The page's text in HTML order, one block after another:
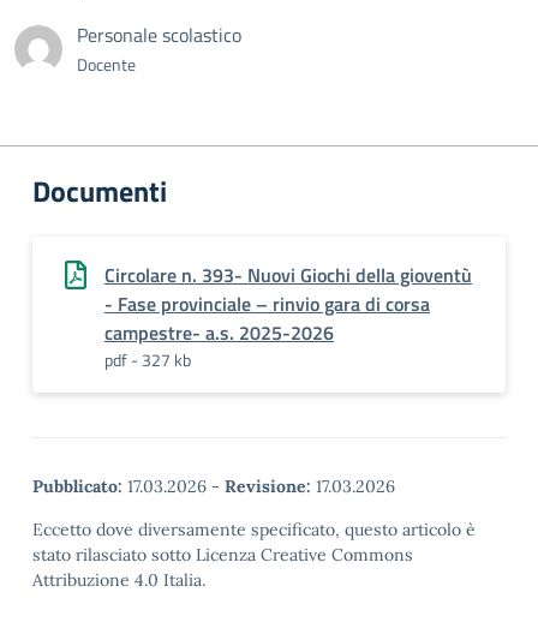
Personale scolastico
Docente
Documenti
Circolare n. 393- Nuovi Giochi della gioventù
- Fase provinciale – rinvio gara di corsa
campestre- a.s. 2025-2026
pdf - 327 kb
Pubblicato: 17.03.2026 - Revisione: 17.03.2026
Eccetto dove diversamente specificato, questo articolo è
stato rilasciato sotto Licenza Creative Commons
Attribuzione 4.0 Italia.